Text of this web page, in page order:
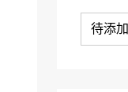
待添加